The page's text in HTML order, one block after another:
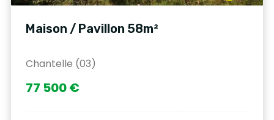
Maison / Pavillon 58m²
Chantelle (03)
77 500 €